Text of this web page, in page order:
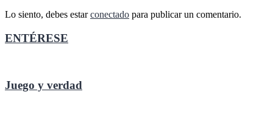
Lo siento, debes estarconectado para publicar un comentario.
ENTÉRESE
Juego y verdad